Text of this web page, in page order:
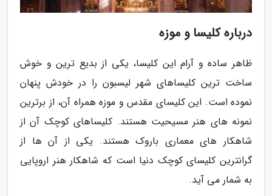
درباره کلیسا و موزه
ظاهر ساده و آرام این کلیسا، یکی از بدیع ترین و خوش
ساخت ترین کلیساهای شهر لیسبون را در خودش پنهان
نموده است. این کلیسای مقدس و موزه همراه آن، از برترین
نمونه های هنر مسیحیت هستند. کلیساهای کوچک آن از
شاهکار های معماری باروک هستند. یکی از آن ها از
گرانترین کلیسای کوچک دنیا است که شاهکار هنر اروپایی
به شمار می آید.